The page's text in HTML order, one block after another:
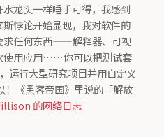
龙头一样唾手可得，我感到
悖论开始显现，我对软件的
求任何东西——解释器、可视
使用应用……你可以把测试套
运行大型研究项目并用自定义
《黑客帝国》里说的「解放
的网络日志